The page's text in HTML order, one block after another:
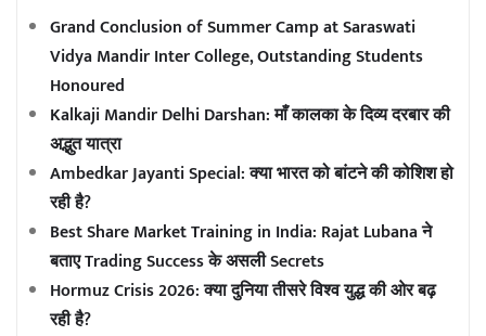
Grand Conclusion of Summer Camp at Saraswati
Vidya Mandir Inter College, Outstanding Students
Honoured
Kalkaji Mandir Delhi Darshan: माँ कालका के दिव्य दरबार की
अद्भुत यात्रा
Ambedkar Jayanti Special: क्या भारत को बांटने की कोशिश हो
रही है?
Best Share Market Training in India: Rajat Lubana ने
बताए Trading Success के असली Secrets
Hormuz Crisis 2026: क्या दुनिया तीसरे विश्व युद्ध की ओर बढ़
रही है?